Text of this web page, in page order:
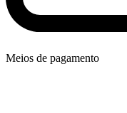
Meios de pagamento